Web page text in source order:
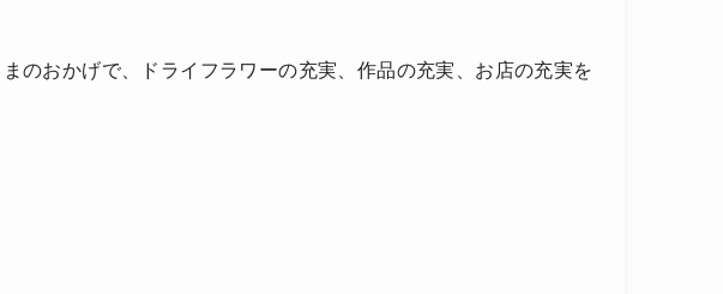
のおかげで、ドライフラワーの充実、作品の充実、お店の充実を